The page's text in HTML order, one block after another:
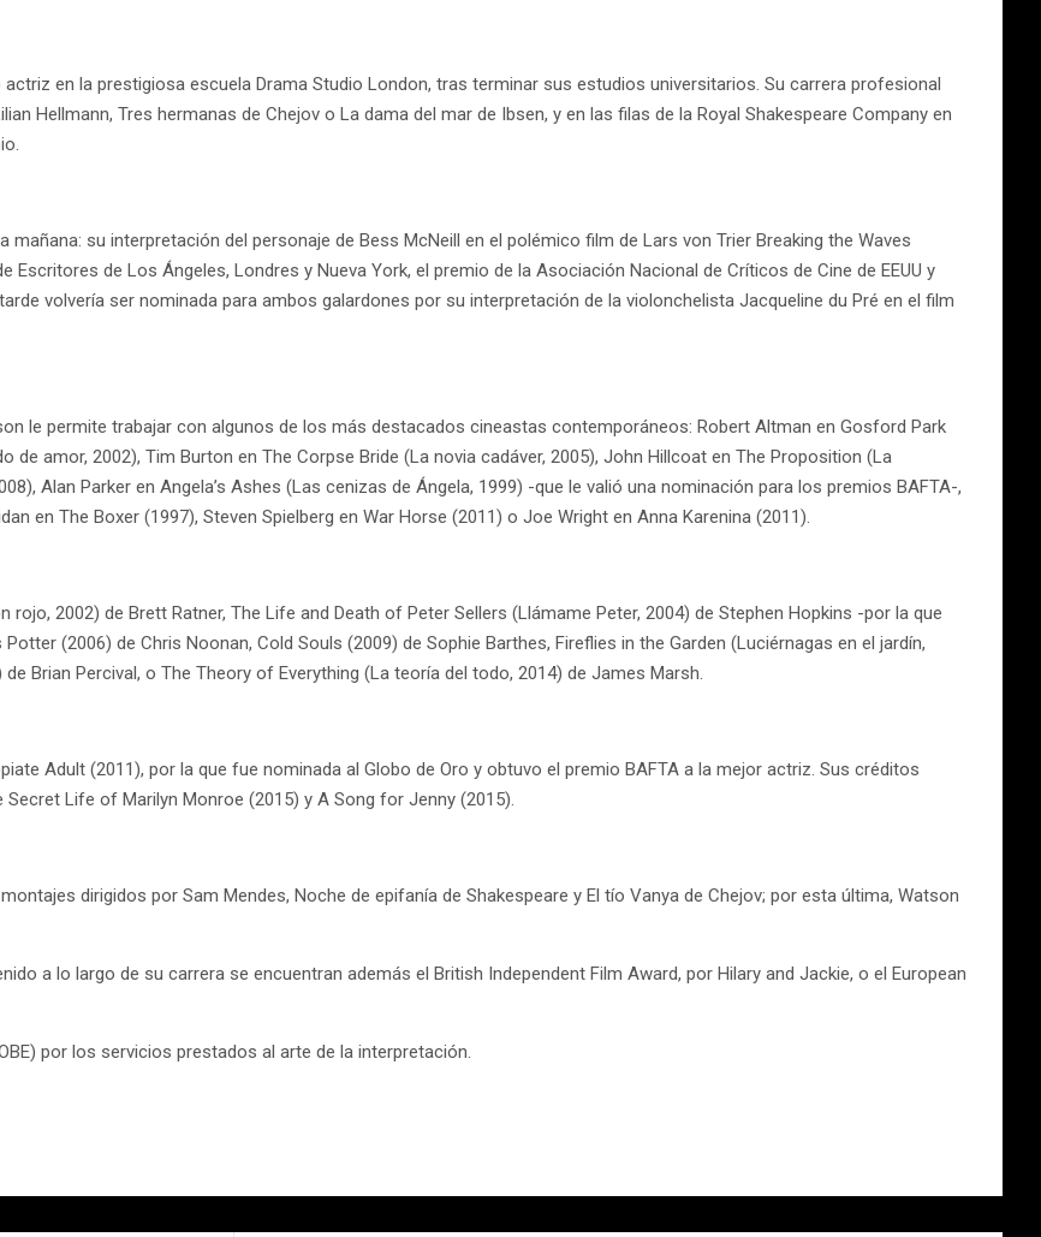
en la prestigiosa escuela Drama Studio London, tras terminar sus estudios universitarios. Su carrera profesional
Hellmann, Tres hermanas de Chejov o La dama del mar de Ibsen, y en las filas de la Royal Shakespeare Company en
su interpretación del personaje de Bess McNeill en el polémico film de Lars von Trier Breaking the Waves
de Los Ángeles, Londres y Nueva York, el premio de la Asociación Nacional de Críticos de Cine de EEUU y
volvería ser nominada para ambos galardones por su interpretación de la violonchelista Jacqueline du Pré en el film
le permite trabajar con algunos de los más destacados cineastas contemporáneos: Robert Altman en Gosford Park
de amor, 2002), Tim Burton en The Corpse Bride (La novia cadáver, 2005), John Hillcoat en The Proposition (La
Alan Parker en Angela’s Ashes (Las cenizas de Ángela, 1999) -que le valió una nominación para los premios BAFTA-,
en The Boxer (1997), Steven Spielberg en War Horse (2011) o Joe Wright en Anna Karenina (2011).
2002) de Brett Ratner, The Life and Death of Peter Sellers (Llámame Peter, 2004) de Stephen Hopkins -por la que
(2006) de Chris Noonan, Cold Souls (2009) de Sophie Barthes, Fireflies in the Garden (Luciérnagas en el jardín,
Brian Percival, o The Theory of Everything (La teoría del todo, 2014) de James Marsh.
Adult (2011), por la que fue nominada al Globo de Oro y obtuvo el premio BAFTA a la mejor actriz. Sus créditos
Life of Marilyn Monroe (2015) y A Song for Jenny (2015).
dirigidos por Sam Mendes, Noche de epifanía de Shakespeare y El tío Vanya de Chejov; por esta última, Watson
a lo largo de su carrera se encuentran además el British Independent Film Award, por Hilary and Jackie, o el European
por los servicios prestados al arte de la interpretación.